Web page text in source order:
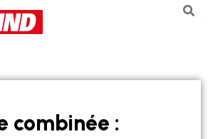
combinée :